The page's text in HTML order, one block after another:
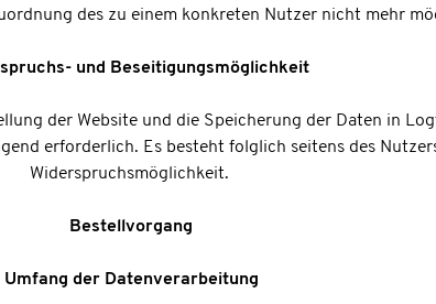
des zu einem konkreten Nutzer nicht mehr
und Beseitigungsmöglichkeit
der Website und die Speicherung der Daten in
erforderlich. Es besteht folglich seitens des
Widerspruchsmöglichkeit.
Bestellvorgang
Umfang der Datenverarbeitung